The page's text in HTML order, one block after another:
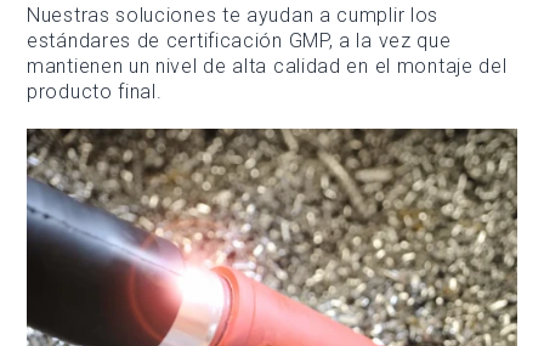
Nuestras soluciones te ayudan a cumplir los
estándares de certificación GMP, a la vez que
mantienen un nivel de alta calidad en el montaje del
producto final.